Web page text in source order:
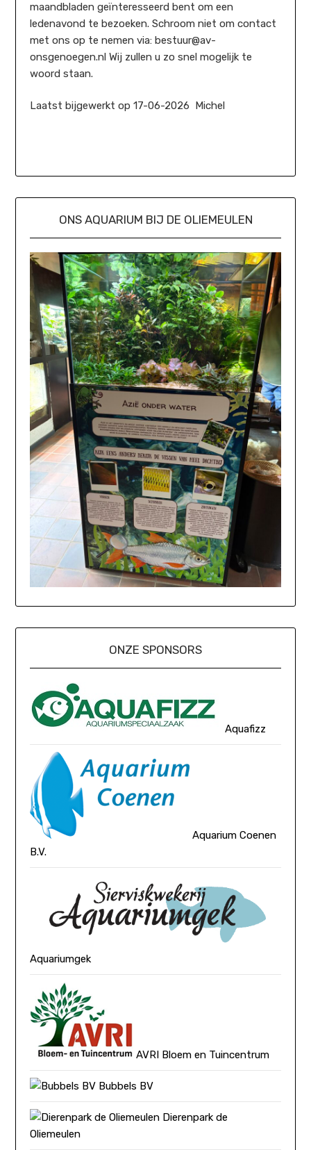
maandbladen geïnteresseerd bent om een
ledenavond te bezoeken. Schroom niet om contact
met ons op te nemen via: bestuur@av-
onsgenoegen.nl Wij zullen u zo snel mogelijk te
woord staan.
Laatst bijgewerkt op 17-06-2026 Michel
ONS AQUARIUM BIJ DE OLIEMEULEN
ONZE SPONSORS
Aquafizz
Aquarium Coenen
B.V.
Aquariumgek
AVRI Bloem en Tuincentrum
Bubbels BV
Dierenpark de
Oliemeulen